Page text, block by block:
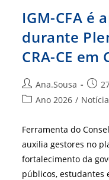
IGM-CFA é
durante
CRA-CE em
Autor
do
Ana.Sousa
Post
Categoria
Ano 2026 /
Ferramenta do
auxilia gestores no
fortalecimento da
públicos, estudantes